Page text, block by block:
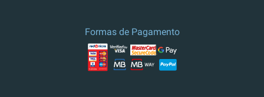
Formas de Pagamento